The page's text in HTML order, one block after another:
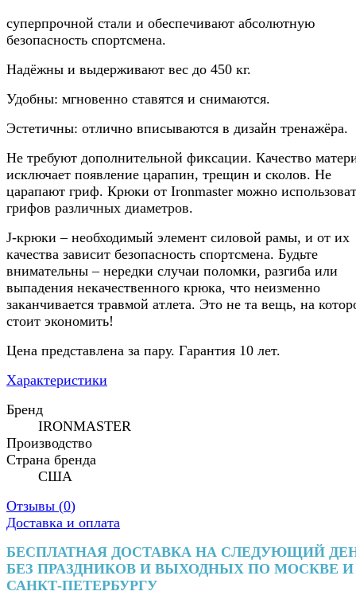
суперпрочной стали и обеспечивают абсолютную
безопасность спортсмена.
Надёжны и выдерживают вес до 450 кг.
Удобны: мгновенно ставятся и снимаются.
Эстетичны: отлично вписываются в дизайн тренажёра.
Не требуют дополнительной фиксации. Качество
исключает появление царапин, трещин и сколов. Не
царапают гриф. Крюки от Ironmaster можно
грифов различных диаметров.
J-крюки – необходимый элемент силовой рамы, и от их
качества зависит безопасность спортсмена. Будьте
внимательны – нередки случаи поломки, разгиба или
выпадения некачественного крюка, что неизменно
заканчивается травмой атлета. Это не та вещь, на
стоит экономить!
Цена представлена за пару. Гарантия 10 лет.
Характеристики
Бренд
IRONMASTER
Производство
Страна бренда
США
Отзывы (0)
Доставка и оплата
БЕСПЛАТНАЯ ДОСТАВКА НА СЛЕДУЮЩИЙ
БЕЗ ПРАЗДНИКОВ И ВЫХОДНЫХ ПО МОСКВЕ И
САНКТ-ПЕТЕРБУРГУ